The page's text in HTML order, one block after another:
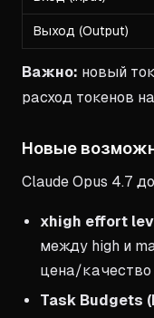
Выход (Output)
Важно: новый
расход токенов
Новые
Claude Opus 4.7
xhigh effort
между high и
цена/качество
Task Budgets